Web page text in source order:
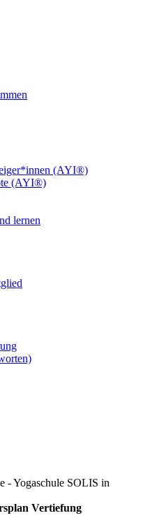
(AYI®)
(AYI®)
lernen
- Yogaschule SOLIS in
Vertiefung